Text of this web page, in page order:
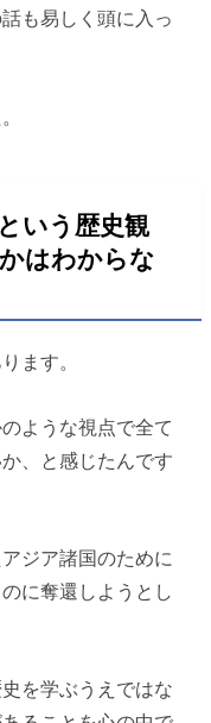
も易しく頭に入っ
いう歴史観
はわからな
ます。
ような視点で全て
、と感じたんです
ジア諸国のために
に奪還しようとし
を学ぶうえではな